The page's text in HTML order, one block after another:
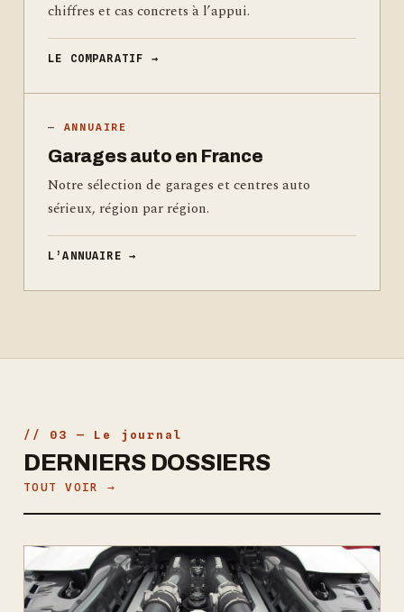
chiffres et cas concrets à l’appui.
LE COMPARATIF →
ANNUAIRE
Garages auto en France
Notre sélection de garages et centres auto
sérieux, région par région.
L’ANNUAIRE →
// 03 — Le journal
DERNIERS DOSSIERS
TOUT VOIR →